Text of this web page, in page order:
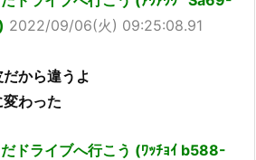
2022/09/06(火) 09:25:08.91
から違うよ
わった
ドライブへ行こう (ﾜｯﾁｮｲ b588-